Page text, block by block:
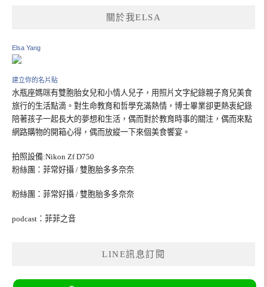
關於我ELSA
Elsa Yang
建立你的名片貼
水瓶座媽咪有雙胞胎女兒和小情人兒子，用照片文字紀錄親子育兒美食
旅行的生活點滴。對生命教育和哲學充滿熱情，博士畢業卻更熱衷紀錄
陪著孩子一起長大的夢想和生活，偶而對於教育時事的關注，偶而來點
網路購物的開箱心得，偶而放縱一下來個美食饗宴。
拍照設備:Nikon Zf D750
粉絲團：菲常好攝 / 雙胞胎多多奈奈
粉絲團：菲常好攝 / 雙胞胎多多奈奈
podcast：菲菲之音
LINE訊息訂閱